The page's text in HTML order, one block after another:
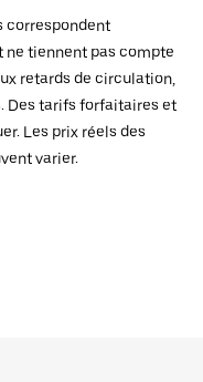
correspondent
ne tiennent pas compte
retards de circulation,
Des tarifs forfaitaires et
Les prix réels des
varier.